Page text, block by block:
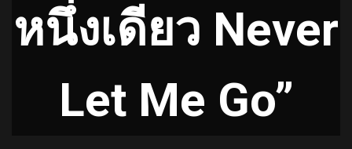
หนึ่งเดียว Never
Let Me Go”